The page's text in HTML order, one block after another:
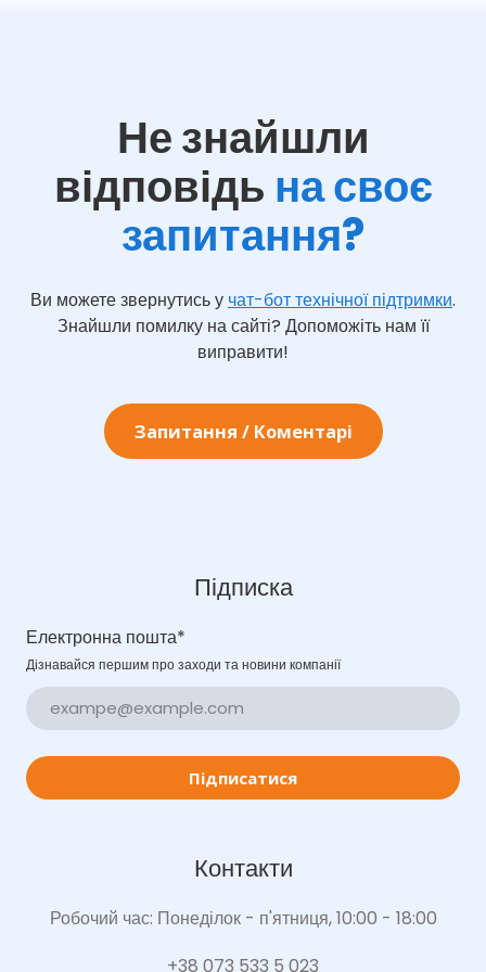
Не знайшли
відповідь на своє
запитання?
Ви можете звернутись у чат-бот технічної підтримки.
Знайшли помилку на сайті? Допоможіть нам її
виправити!
Запитання / Коментарі
Підписка
Електронна пошта*
Дізнавайся першим про заходи та новини компанії
Підписатися
Контакти
Робочий час: Понеділок - п'ятниця, 10:00 - 18:00
+38 073 533 5 023